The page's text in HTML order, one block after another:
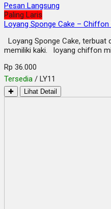
Pesan Langsung
Paling Laris
Loyang Sponge Cake – Chiffon
Loyang Sponge Cake, terbuat
memiliki kaki. loyang chiffon
Rp 36.000
Tersedia / LY11
✚ Lihat Detail